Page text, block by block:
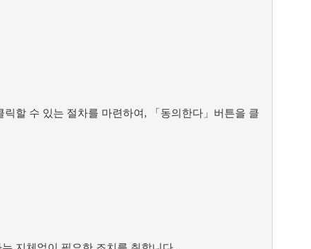
할 수 있는 절차를 마련하여, 「동의한다」버튼을 클